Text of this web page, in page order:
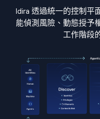
Idira 透過統一的控制平
能偵測風險、動態授予
工作階段